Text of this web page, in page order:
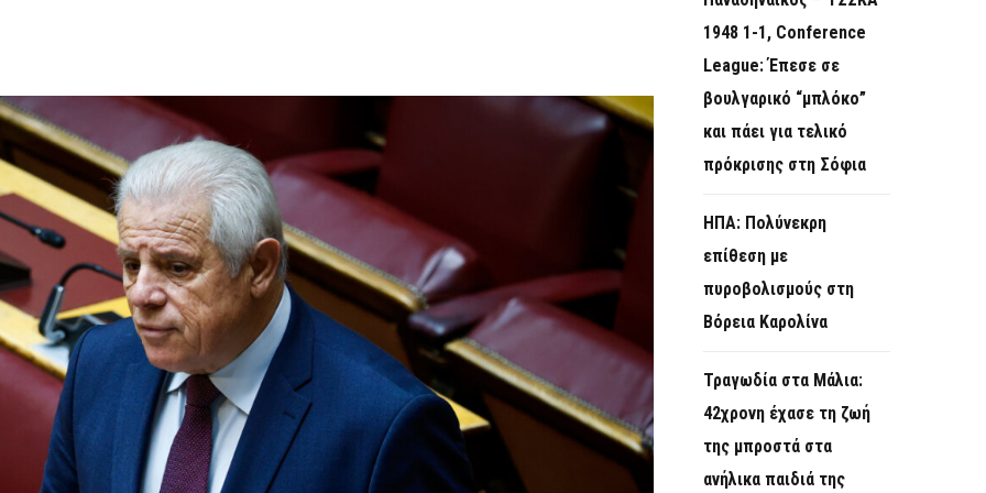
1948 1-1, Conference
League: Έπεσε σε
βουλγαρικό “μπλόκο”
και πάει για τελικό
πρόκρισης στη Σόφια
ΗΠΑ: Πολύνεκρη
επίθεση με
πυροβολισμούς στη
Βόρεια Καρολίνα
Τραγωδία στα Μάλια:
42χρονη έχασε τη ζωή
της μπροστά στα
ανήλικα παιδιά της